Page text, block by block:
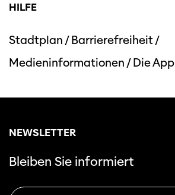
HILFE
Stadtplan /Barrierefreiheit/
Medieninformationen /Die App
NEWSLETTER
Bleiben Sie informiert